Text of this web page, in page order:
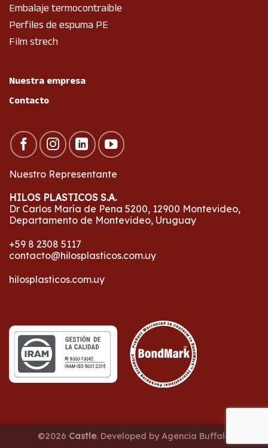
Embalaje termocontraible
Perfiles de espuma PE
Film strech
Nuestra empresa
Contacto
Nuestro Representante
HILOS PLASTICOS S.A.
Dr Carlos María de Pena 5200, 12900 Montevideo,
Departamento de Montevideo, Uruguay
+59 8 2308 5117
contacto@hilosplasticos.com.uy
hilosplasticos.com.uy
©2026 Castle. Developed by Agencia Buffalo